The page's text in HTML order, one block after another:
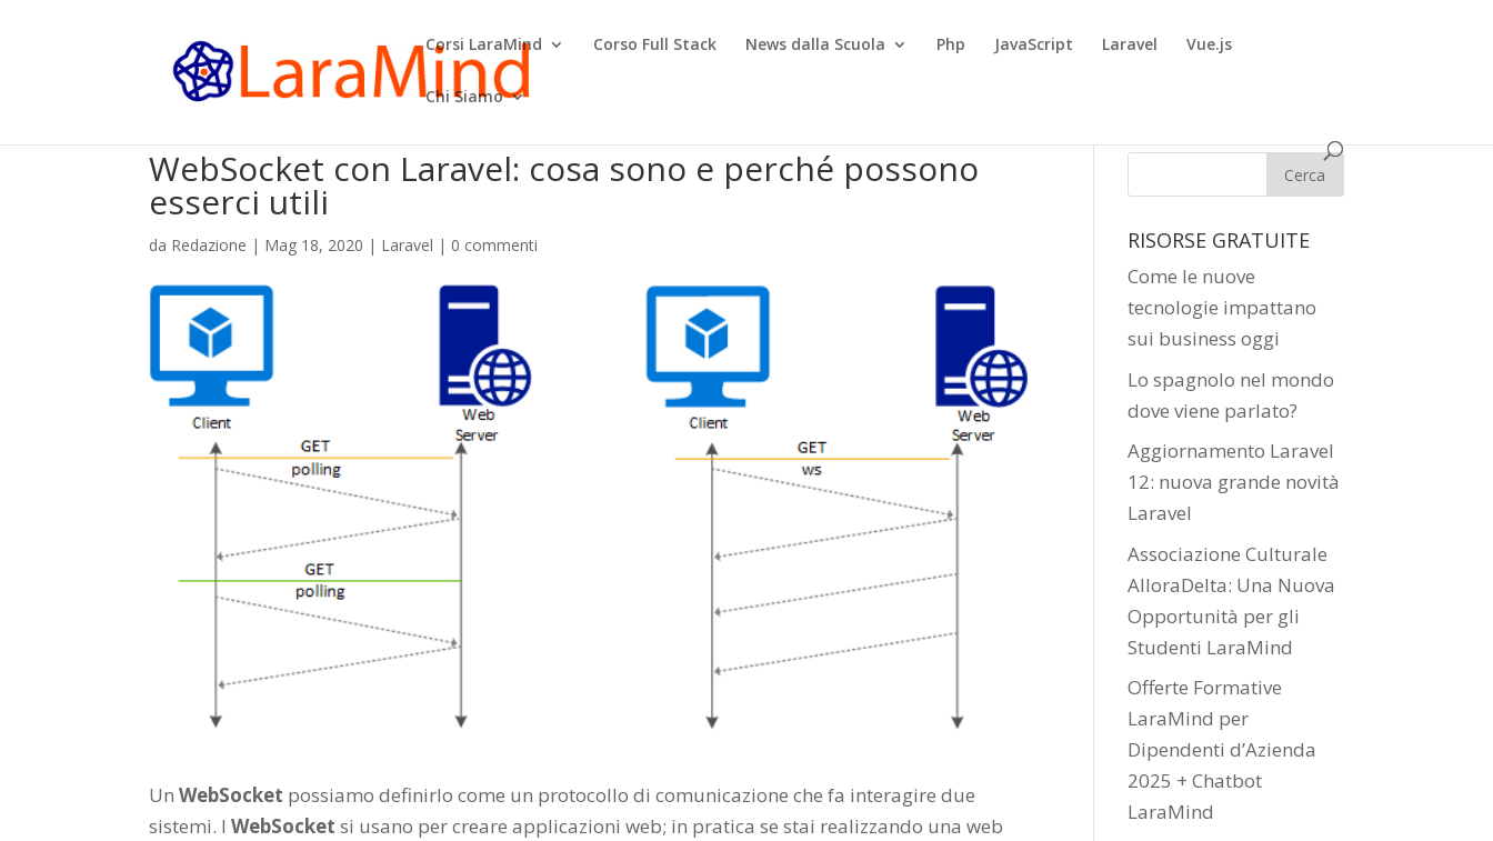
Corsi LaraMind Corso Full Stack News dalla Scuola Php JavaScript Laravel Vue.js
Chi Siamo
WebSocket con Laravel: cosa sono e perché possono
esserci utili
da Redazione | Mag 18, 2020 | Laravel | 0 commenti
UnWebSocket possiamo definirlo come un protocollo di comunicazione che fa interagire due
sistemi. IWebSocket si usano per creare applicazioni web; in pratica se stai realizzando una web
RISORSE GRATUITE
Come le nuove
tecnologie impattano
sui business oggi
Lo spagnolo nel mondo
dove viene parlato?
Aggiornamento Laravel
12: nuova grande novità
Laravel
Associazione Culturale
AlloraDelta: Una Nuova
Opportunità per gli
Studenti LaraMind
Offerte Formative
LaraMind per
Dipendenti d’Azienda
2025 + Chatbot
LaraMind